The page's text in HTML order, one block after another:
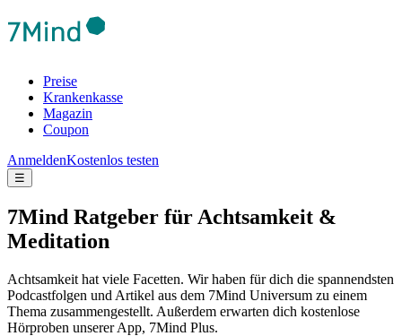
Preise
Krankenkasse
Magazin
Coupon
AnmeldenKostenlos testen
☰
7Mind Ratgeber für Achtsamkeit &
Meditation
Achtsamkeit hat viele Facetten. Wir haben für dich die spannendsten
Podcastfolgen und Artikel aus dem 7Mind Universum zu einem
Thema zusammengestellt. Außerdem erwarten dich kostenlose
Hörproben unserer App, 7Mind Plus.